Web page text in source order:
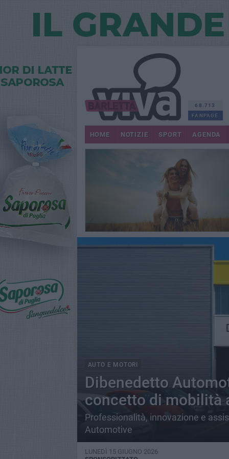
68.713
FANPAGE
HOME NOTIZIE SPORT AGENDA
AUTO E MOTORI
Dibenedetto
concetto di mobilità
Professionalità, innovazione e
Automotive
LUNEDÌ 15 GIUGNO 2026